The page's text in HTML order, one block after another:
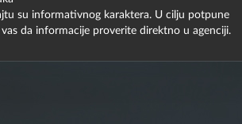
su informativnog karaktera. U cilju potpune
da informacije proverite direktno u agenciji.